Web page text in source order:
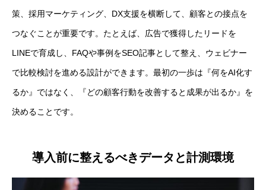
策、採用マーケティング、DX支援を横断して、顧客との接点を
つなぐことが重要です。たとえば、広告で獲得したリードを
LINEで育成し、FAQや事例をSEO記事として整え、ウェビナー
で比較検討を進める設計ができます。最初の一歩は『何をAI化す
るか』ではなく、『どの顧客行動を改善すると成果が出るか』を
決めることです。
導入前に整えるべきデータと計測環境